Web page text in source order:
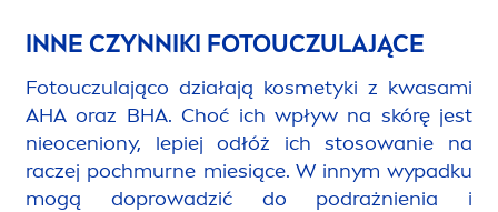
INNE CZYNNIKI FOTOUCZULAJĄCE
Fotouczulająco działają kosmetyki z kwasami
AHA oraz BHA. Choć ich wpływ na skórę jest
nieoceniony, lepiej odłóż ich stosowanie na
raczej pochmurne miesiące. W innym wypadku
mogą doprowadzić do podrażnienia i